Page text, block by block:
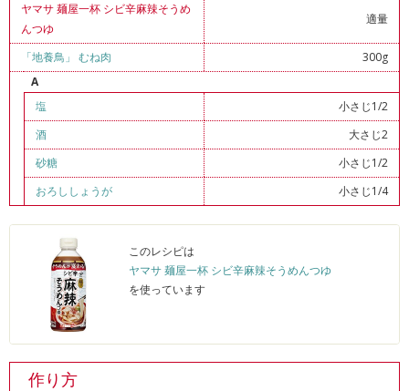
ヤマサ 麺屋一杯 シビ辛麻辣そうめ
んつゆ
適量
「地養鳥」 むね肉
300g
A
塩
小さじ1/2
酒
大さじ2
砂糖
小さじ1/2
おろししょうが
小さじ1/4
このレシピは
ヤマサ 麺屋一杯 シビ辛麻辣そうめんつゆ
を使っています
作り方